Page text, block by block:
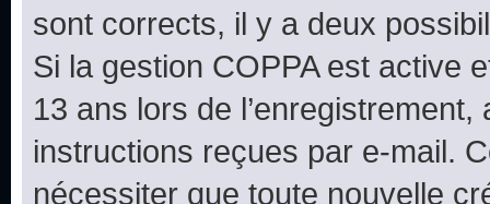
sont corrects, il y a deux
Si la gestion COPPA est active
13 ans lors de
instructions reçues par e-mail.
nécessiter que toute nouvelle